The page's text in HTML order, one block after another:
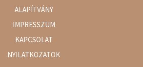
ALAPÍTVÁNY
IMPRESSZUM
KAPCSOLAT
NYILATKOZATOK